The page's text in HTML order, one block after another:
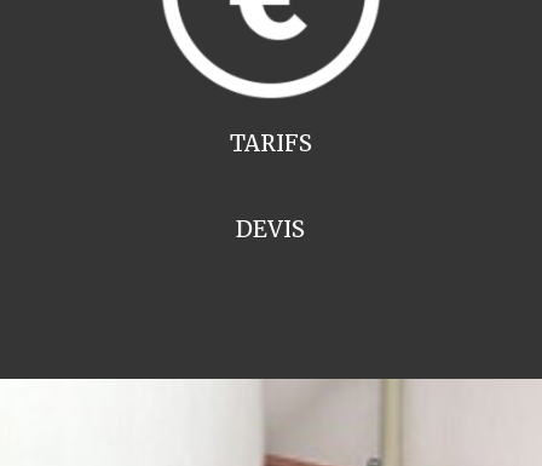
TARIFS
DEVIS